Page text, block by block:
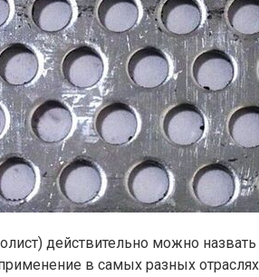
действительно можно
в самых разных